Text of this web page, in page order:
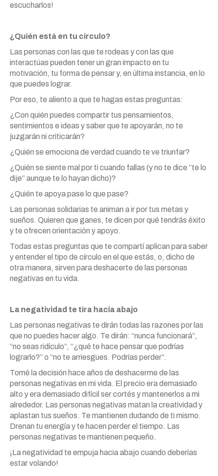
escucharlos!
¿Quién está en tu círculo?
Las personas con las que te rodeas y con las que
interactúas pueden tener un gran impacto en tu
motivación, tu forma de pensar y, en última instancia, en lo
que puedes lograr.
Por eso, te aliento a que te hagas estas preguntas:
¿Con quién puedes compartir tus pensamientos,
sentimientos e ideas y saber que te apoyarán, no te
juzgarán ni criticarán?
¿Quién se emociona de verdad cuando te ve triunfar?
¿Quién se siente mal por ti cuando fallas (y no te dice “te lo
dije” aunque te lo hayan dicho)?
¿Quién te apoya pase lo que pase?
Las personas solidarias te animan a ir por tus metas y
sueños. Quieren que ganes, te dicen por qué tendrás éxito
y te ofrecen orientación y apoyo.
Todas estas preguntas que te compartí aplican para saber
y entender el tipo de círculo en el que estás, o, dicho de
otra manera, sirven para deshacerte de las personas
negativas en tu vida.
La negatividad te tira hacia abajo
Las personas negativas te dirán todas las razones por las
que no puedes hacer algo. Te dirán: “nunca funcionará”,
“no seas ridículo”, “¿qué te hace pensar que podrías
lograrlo?” o “no te arriesgues. Podrías perder”.
Tomé la decisión hace años de deshacerme de las
personas negativas en mi vida. El precio era demasiado
alto y era demasiado difícil ser cortés y mantenerlos a mi
alrededor. Las personas negativas matan la creatividad y
aplastan tus sueños. Te mantienen dudando de ti mismo.
Drenan tu energía y te hacen perder el tiempo. Las
personas negativas te mantienen pequeño.
¡La negatividad te empuja hacia abajo cuando deberías
estar volando!